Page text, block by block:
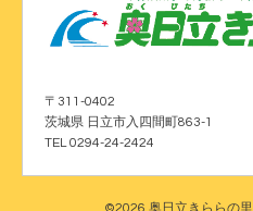
〒311-0402
茨城県 日立市入四間町863-1
TEL 0294-24-2424